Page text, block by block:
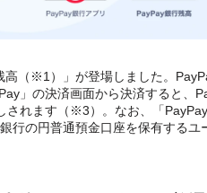
高（※1）」が登場しました。
」の決済画面から決済すると、
れます（※3）。なお、「PayPay
行の円普通預金口座を保有するユ